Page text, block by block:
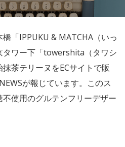
「IPPUKU & MATCHA（いっ
タワー下「towershita（タワシ
茶テリーヌをECサイトで販
が報じています。このス
使用のグルテンフリーデザー